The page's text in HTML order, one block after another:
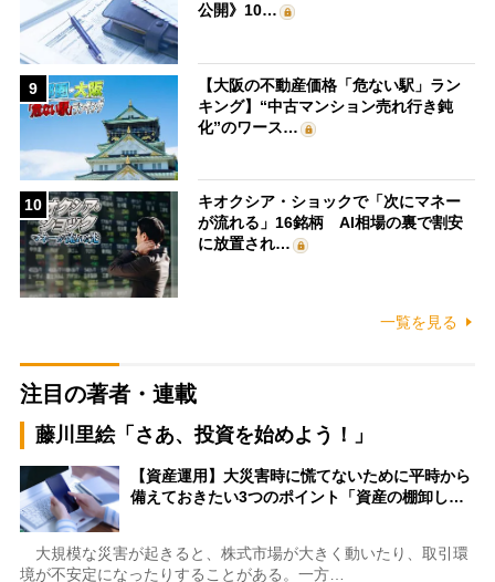
公開》10…
9
【大阪の不動産価格「危ない駅」ラン
キング】“中古マンション売れ行き鈍
化”のワース…
10
キオクシア・ショックで「次にマネー
が流れる」16銘柄 AI相場の裏で割安
に放置され…
一覧を見る
注目の著者・連載
藤川里絵「さあ、投資を始めよう！」
【資産運用】大災害時に慌てないために平時から
備えておきたい3つのポイント「資産の棚卸し…
大規模な災害が起きると、株式市場が大きく動いたり、取引環
境が不安定になったりすることがある。一方…